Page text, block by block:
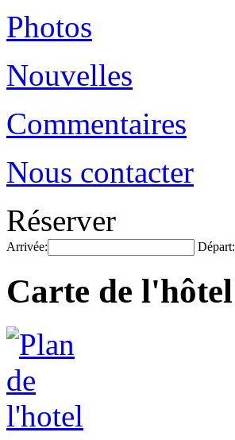
Photos
Nouvelles
Commentaires
Nous contacter
Réserver
Arrivée: Départ:
Carte de l'hôtel